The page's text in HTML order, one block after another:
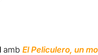
amb El Peliculero, un